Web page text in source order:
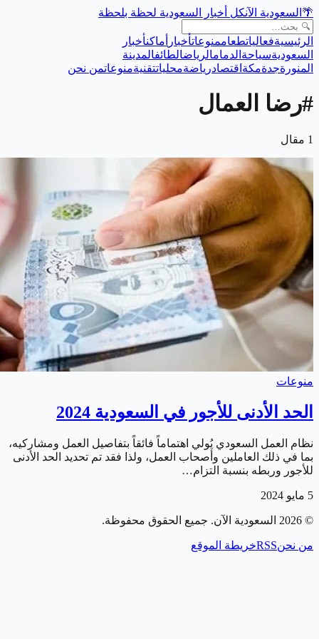
🌴 السعودية الآنكل أخبار السعودية لحظة بلحظة
الرئيسيةفعالياتطعاممنوعاتأخبار أماكنأخبار
السعوديةسياحة الدمامالرياضالطائفالمدينة
المنورةجدةمكة اقتصادرياضةمحلياتتقنيةمنوعاتمن نحن
#رضا العمال
1 مقال
منوعات
الحد الأدنى للأجور في السعودية 2024
نظام العمل السعودي يُولي اهتماماً فائقاً بتفاصيل العمل ومشاركيه،
بما في ذلك العاملين وأصحاب العمل، ولذا فقد تم تحديد الحد الأدنى
للأجور وربطه بنسبة التزام…
5 مايو 2024
©
2026 السعودية الآن. جميع الحقوق محفوظة.
من نحنRSSخريطة الموقع